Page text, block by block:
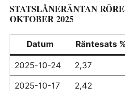
STATSLÅNERÄNTAN
OKTOBER 2025
Datum Räntesats
2025-10-24 2,37
2025-10-17 2,42